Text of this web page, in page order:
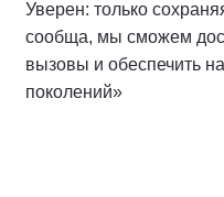
Уверен: только
сообща, мы сможем
вызовы и обеспечить
поколений»